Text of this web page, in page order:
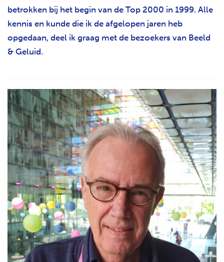
betrokken bij het begin van de Top 2000 in 1999. Alle
kennis en kunde die ik de afgelopen jaren heb
opgedaan, deel ik graag met de bezoekers van Beeld
& Geluid.